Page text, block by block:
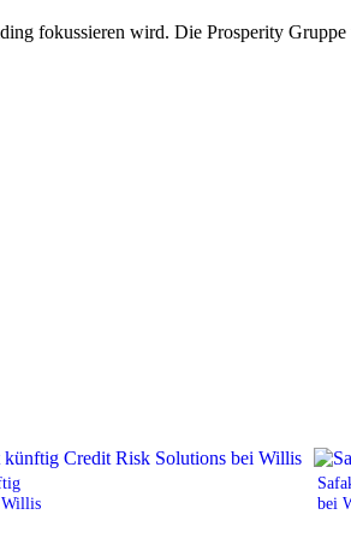
fokussieren wird. Die Prosperity
Willis
bei